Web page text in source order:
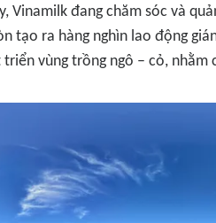
Vinamilk đang chăm sóc và
tạo ra hàng nghìn lao động
triển vùng trồng ngô – cỏ,